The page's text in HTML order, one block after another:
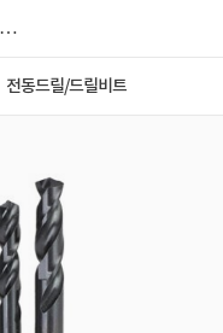
전동드릴/드릴비트